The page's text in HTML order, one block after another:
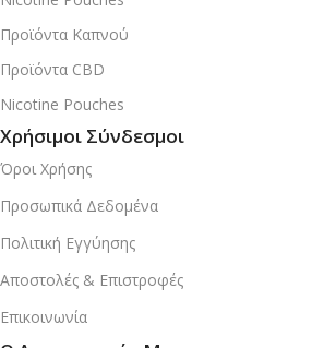
Προϊόντα Καπνού
Προϊόντα CBD
Nicotine Pouches
Χρήσιμοι Σύνδεσμοι
Όροι Χρήσης
Προσωπικά Δεδομένα
Πολιτική Εγγύησης
Αποστολές & Επιστροφές
Επικοινωνία